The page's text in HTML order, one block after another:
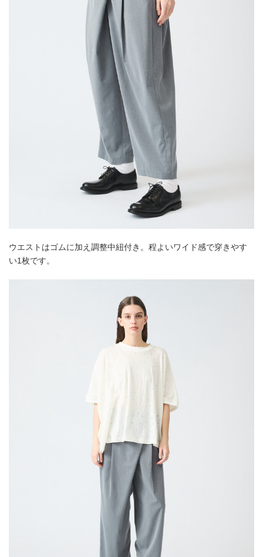
ウエストはゴムに加え調整中紐付き。程よいワイド感で穿きやす
い1枚です。